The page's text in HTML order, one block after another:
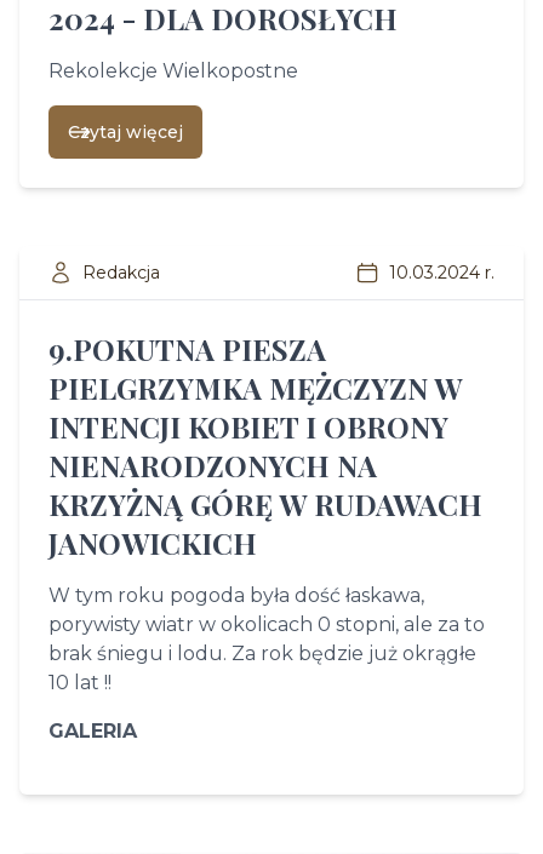
2024 - DLA DOROSŁYCH
Rekolekcje Wielkopostne
Czytaj więcej
Redakcja 10.03.2024 r.
9.POKUTNA PIESZA
PIELGRZYMKA MĘŻCZYZN W
INTENCJI KOBIET I OBRONY
NIENARODZONYCH NA
KRZYŻNĄ GÓRĘ W RUDAWACH
JANOWICKICH
W tym roku pogoda była dość łaskawa,
porywisty wiatr w okolicach 0 stopni, ale za to
brak śniegu i lodu. Za rok będzie już okrągłe
10 lat !!
GALERIA